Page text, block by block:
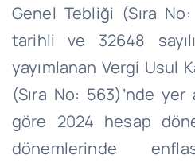
Genel Tebliği (Sıra
tarihli ve 32648
yayımlanan Vergi Usul
(Sıra No: 563)’nde
göre 2024 hesap
dönemlerinde